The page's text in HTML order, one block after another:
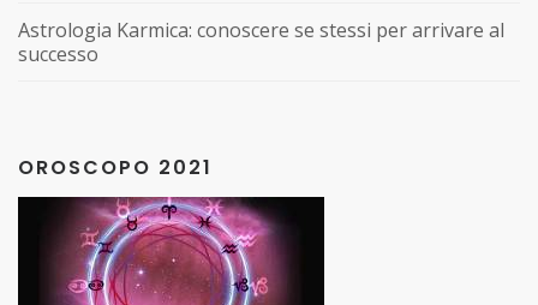
Astrologia Karmica: conoscere se stessi per arrivare al
successo
OROSCOPO 2021